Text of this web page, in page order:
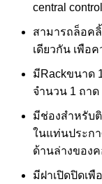
central
สามารถล็อค
เดียวกัน เพือ
มีRackขนาด
จํานวน 1 ถาด
มีช่องสําหรับ
ในแท่นประก
ด้านล่างของ
มีฝาเปิดปิดเ